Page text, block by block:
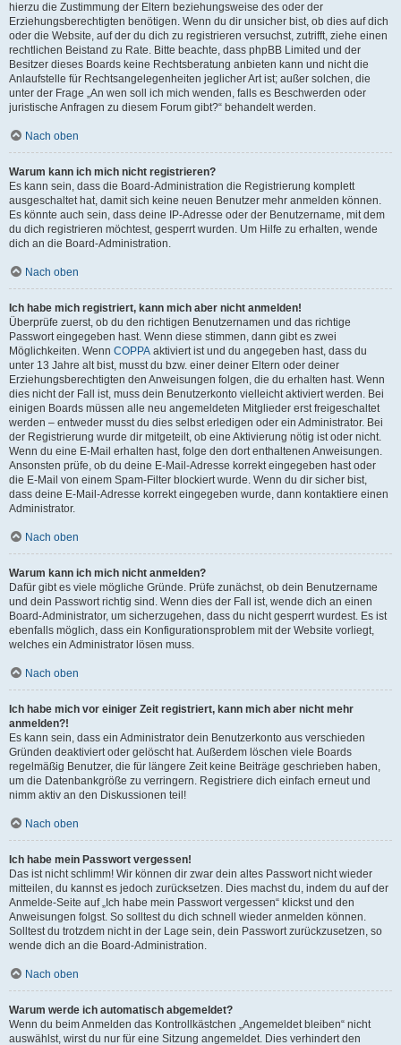
hierzu die Zustimmung der Eltern beziehungsweise des oder der
Erziehungsberechtigten benötigen. Wenn du dir unsicher bist, ob dies auf dich
oder die Website, auf der du dich zu registrieren versuchst, zutrifft, ziehe einen
rechtlichen Beistand zu Rate. Bitte beachte, dass phpBB Limited und der
Besitzer dieses Boards keine Rechtsberatung anbieten kann und nicht die
Anlaufstelle für Rechtsangelegenheiten jeglicher Art ist; außer solchen, die
unter der Frage „An wen soll ich mich wenden, falls es Beschwerden oder
juristische Anfragen zu diesem Forum gibt?“ behandelt werden.
Nach oben
Warum kann ich mich nicht registrieren?
Es kann sein, dass die Board-Administration die Registrierung komplett
ausgeschaltet hat, damit sich keine neuen Benutzer mehr anmelden können.
Es könnte auch sein, dass deine IP-Adresse oder der Benutzername, mit dem
du dich registrieren möchtest, gesperrt wurden. Um Hilfe zu erhalten, wende
dich an die Board-Administration.
Nach oben
Ich habe mich registriert, kann mich aber nicht anmelden!
Überprüfe zuerst, ob du den richtigen Benutzernamen und das richtige
Passwort eingegeben hast. Wenn diese stimmen, dann gibt es zwei
Möglichkeiten. Wenn COPPA aktiviert ist und du angegeben hast, dass du
unter 13 Jahre alt bist, musst du bzw. einer deiner Eltern oder deiner
Erziehungsberechtigten den Anweisungen folgen, die du erhalten hast. Wenn
dies nicht der Fall ist, muss dein Benutzerkonto vielleicht aktiviert werden. Bei
einigen Boards müssen alle neu angemeldeten Mitglieder erst freigeschaltet
werden – entweder musst du dies selbst erledigen oder ein Administrator. Bei
der Registrierung wurde dir mitgeteilt, ob eine Aktivierung nötig ist oder nicht.
Wenn du eine E-Mail erhalten hast, folge den dort enthaltenen Anweisungen.
Ansonsten prüfe, ob du deine E-Mail-Adresse korrekt eingegeben hast oder
die E-Mail von einem Spam-Filter blockiert wurde. Wenn du dir sicher bist,
dass deine E-Mail-Adresse korrekt eingegeben wurde, dann kontaktiere einen
Administrator.
Nach oben
Warum kann ich mich nicht anmelden?
Dafür gibt es viele mögliche Gründe. Prüfe zunächst, ob dein Benutzername
und dein Passwort richtig sind. Wenn dies der Fall ist, wende dich an einen
Board-Administrator, um sicherzugehen, dass du nicht gesperrt wurdest. Es ist
ebenfalls möglich, dass ein Konfigurationsproblem mit der Website vorliegt,
welches ein Administrator lösen muss.
Nach oben
Ich habe mich vor einiger Zeit registriert, kann mich aber nicht mehr
anmelden?!
Es kann sein, dass ein Administrator dein Benutzerkonto aus verschieden
Gründen deaktiviert oder gelöscht hat. Außerdem löschen viele Boards
regelmäßig Benutzer, die für längere Zeit keine Beiträge geschrieben haben,
um die Datenbankgröße zu verringern. Registriere dich einfach erneut und
nimm aktiv an den Diskussionen teil!
Nach oben
Ich habe mein Passwort vergessen!
Das ist nicht schlimm! Wir können dir zwar dein altes Passwort nicht wieder
mitteilen, du kannst es jedoch zurücksetzen. Dies machst du, indem du auf der
Anmelde-Seite auf „Ich habe mein Passwort vergessen“ klickst und den
Anweisungen folgst. So solltest du dich schnell wieder anmelden können.
Solltest du trotzdem nicht in der Lage sein, dein Passwort zurückzusetzen, so
wende dich an die Board-Administration.
Nach oben
Warum werde ich automatisch abgemeldet?
Wenn du beim Anmelden das Kontrollkästchen „Angemeldet bleiben“ nicht
auswählst, wirst du nur für eine Sitzung angemeldet. Dies verhindert den